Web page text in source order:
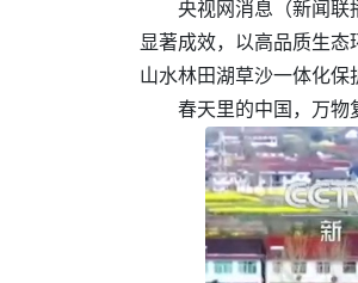
央视网消息（新闻联
显著成效，以高品质生
山水林田湖草沙一体化保
春天里的中国，万物